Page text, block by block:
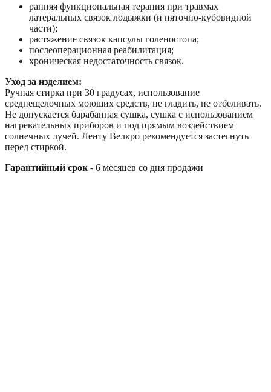
ранняя функциональная терапия при травмах
латеральных связок лодыжки (и пяточно-кубовидной
части);
растяжение связок капсулы голеностопа;
послеоперационная реабилитация;
хроническая недостаточность связок.
Уход за изделием:
Ручная стирка при 30 градусах, использование
среднещелочных моющих средств, не гладить, не отбеливать.
Не допускается барабанная сушка, сушка с использованием
нагревательных приборов и под прямым воздействием
солнечных лучей. Ленту Велкро рекомендуется застегнуть
перед стиркой.
Гарантийный срок - 6 месяцев со дня продажи